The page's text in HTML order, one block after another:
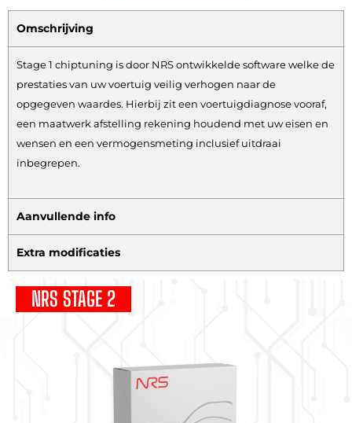
Omschrijving
Stage 1 chiptuning is door NRS ontwikkelde software welke de
prestaties van uw voertuig veilig verhogen naar de
opgegeven waardes. Hierbij zit een voertuigdiagnose vooraf,
een maatwerk afstelling rekening houdend met uw eisen en
wensen en een vermogensmeting inclusief uitdraai
inbegrepen.
Aanvullende info
Extra modificaties
NRS STAGE 2